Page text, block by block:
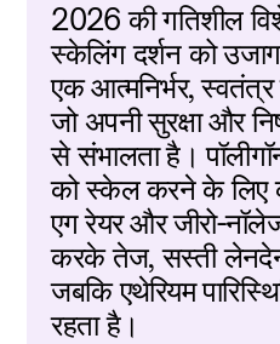
2026 की गतिशील
स्केलिंग दर्शन को
एक आत्मनिर्भर,
जो अपनी सुरक्षा और
से संभालता है।
को स्केल करने के लिए
एग रेयर और जीरो-
करके तेज, सस्ती
जबकि एथेरियम
रहता है।